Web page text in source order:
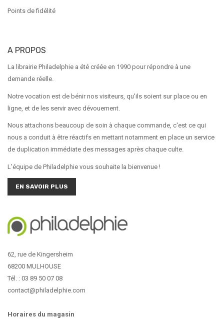
Points de fidélité
A PROPOS
La librairie Philadelphie a été créée en 1990 pour répondre à une
demande réelle.
Notre vocation est de bénir nos visiteurs, qu'ils soient sur place ou en
ligne, et de les servir avec dévouement.
Nous attachons beaucoup de soin à chaque commande, c'est ce qui
nous a conduit à être réactifs en mettant notamment en place un service
de duplication immédiate des messages après chaque culte.
L'équipe de Philadelphie vous souhaite la bienvenue !
EN SAVOIR PLUS
62, rue de Kingersheim
68200 MULHOUSE
Tél. : 03 89 50 07 08
contact@philadelphie.com
Horaires du magasin